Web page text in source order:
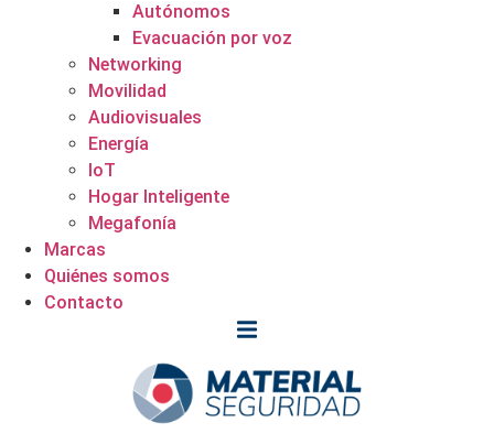
Autónomos
Evacuación por voz
Networking
Movilidad
Audiovisuales
Energía
IoT
Hogar Inteligente
Megafonía
Marcas
Quiénes somos
Contacto